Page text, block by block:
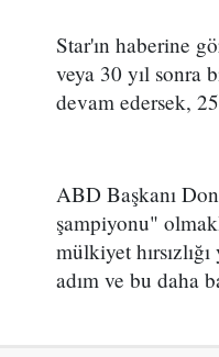
Star'ın haberine
veya 30 yıl sonra
devam edersek,
ABD Başkanı
şampiyonu"
mülkiyet
adım ve bu daha